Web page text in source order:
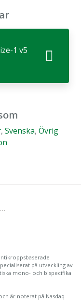
1 v5
, Svenska, Övrig
på utveckling av
mono- och bispecifika
är noterat på Nasdaq